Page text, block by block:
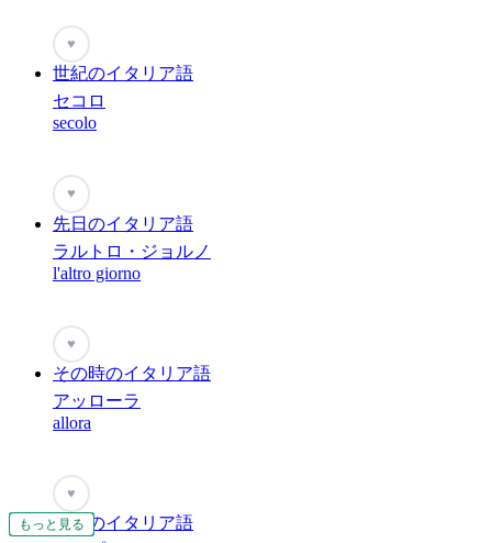
もっと見る
もっと見る
もっと見る
もっと見る
もっと見る
もっと見る
もっと見る
もっと見る
もっと見る
もっと見る
もっと見る
もっと見る
もっと見る
♥
世紀のイタリア語
セコロ
secolo
♥
先日のイタリア語
ラルトロ・ジョルノ
l'altro giorno
♥
その時のイタリア語
アッローラ
allora
♥
黄昏のイタリア語
もっと見る
もっと見る